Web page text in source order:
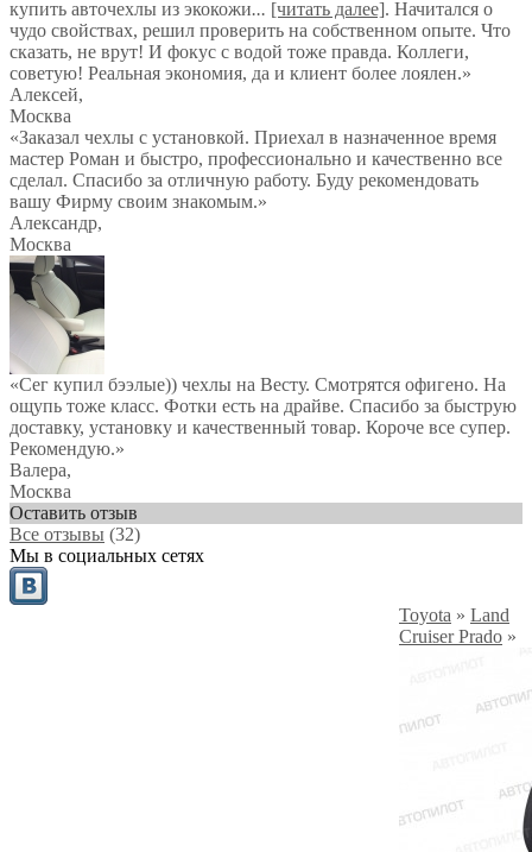
купить авточехлы из экокожи... [читать далее]. Начитался о
чудо свойствах, решил проверить на собственном опыте. Что
сказать, не врут! И фокус с водой тоже правда. Коллеги,
советую! Реальная экономия, да и клиент более лоялен.»
Алексей,
Москва
«Заказал чехлы с установкой. Приехал в назначенное время
мастер Роман и быстро, профессионально и качественно все
сделал. Спасибо за отличную работу. Буду рекомендовать
вашу Фирму своим знакомым.»
Александр,
Москва
«Сег купил бээлые)) чехлы на Весту. Смотрятся офигено. На
ощупь тоже класс. Фотки есть на драйве. Спасибо за быструю
доставку, установку и качественный товар. Короче все супер.
Рекомендую.»
Валера,
Москва
Оставить отзыв
Все отзывы (32)
Мы в социальных сетях
Toyota » Land
Cruiser Prado »